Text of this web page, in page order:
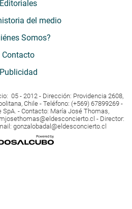
Editoriales
del medio
Somos?
Contacto
Publicidad
05 - 2012 - Dirección: Providencia 2608,
Chile - Teléfono: (+569) 67899269 -
SpA. - Contacto: María José Thomas,
mjosethomas@eldesconcierto.cl - Director:
gonzalobadal@eldesconcierto.cl